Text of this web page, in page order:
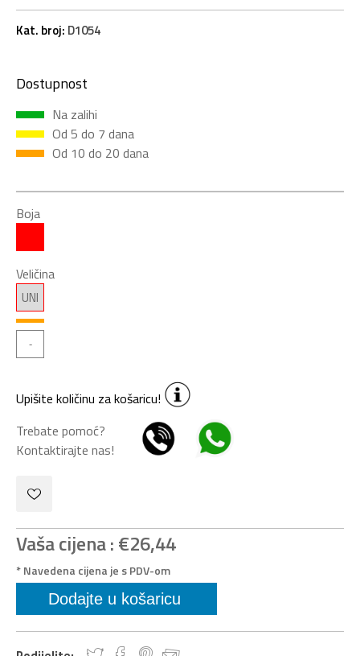
Kat. broj: D1054
Dostupnost
Na zalihi
Od 5 do 7 dana
Od 10 do 20 dana
Boja
Veličina
UNI
Upišite količinu za košaricu!
Trebate pomoć?
Kontaktirajte nas!
Vaša cijena :€26,44
* Navedena cijena je s PDV-om